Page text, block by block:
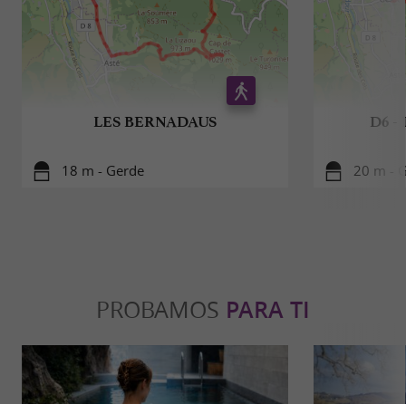
LES BERNADAUS
18 m - Gerde
D6 -
20 m -
PROBAMOS PARA TI